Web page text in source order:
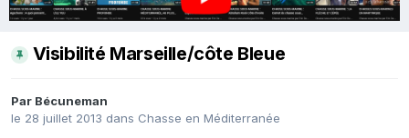
Visibilité Marseille/côte Bleue
Par Bécuneman
le 28 juillet 2013 dans Chasse en Méditerranée